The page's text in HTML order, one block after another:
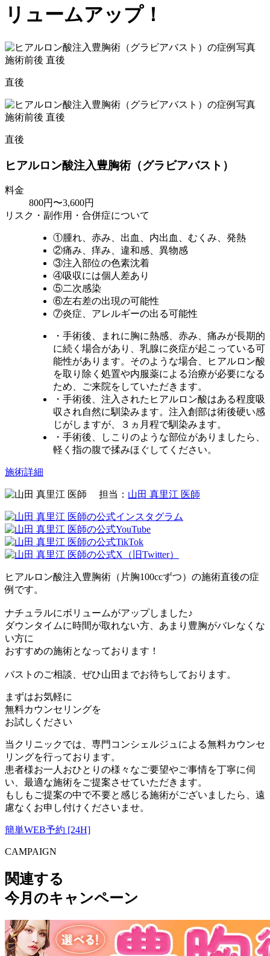
リュームアップ！
直後
直後
ヒアルロン酸注入豊胸術（グラビアバスト）
料金
800円〜3,600円
リスク・副作用・合併症について
①腫れ、赤み、出血、内出血、むくみ、発熱
②痛み、痒み、違和感、異物感
③注入部位の色素沈着
④吸収には個人差あり
⑤二次感染
⑥左右差の出現の可能性
⑦炎症、アレルギーの出る可能性
・手術後、まれに胸に熱感、赤み、痛みが長期的
に続く場合があり、乳腺に炎症が起こっている可
能性があります。そのような場合、ヒアルロン酸
を取り除く処置や内服薬による治療が必要になる
ため、ご来院をしていただきます。
・手術後、注入されたヒアルロン酸はある程度吸
収され自然に馴染みます。注入創部は術後硬い感
じがしますが、３ヵ月程で馴染みます。
・手術後、しこりのような部位がありましたら、
軽く指の腹で揉みほぐしてください。
施術詳細
担当： 山田 真里江 医師
ヒアルロン酸注入豊胸術（片胸100ccずつ）の施術直後の症
例です。
ナチュラルにボリュームがアップしました♪
ダウンタイムに時間が取れない方、あまり豊胸がバレなくな
い方に
おすすめの施術となっております！
バストのご相談、ぜひ山田までお待ちしております。
まずはお気軽に
無料カウンセリングを
お試しください
当クリニックでは、専門コンシェルジュによる無料カウンセ
リングを行っております。
患者様お一人おひとりの様々なご要望やご事情を丁寧に伺
い、最適な施術をご提案させていただきます。
もしもご提案の中で不要と感じる施術がございましたら、遠
慮なくお申し付けくださいませ。
簡単WEB予約 [24H]
CAMPAIGN
関連する
今月のキャンペーン